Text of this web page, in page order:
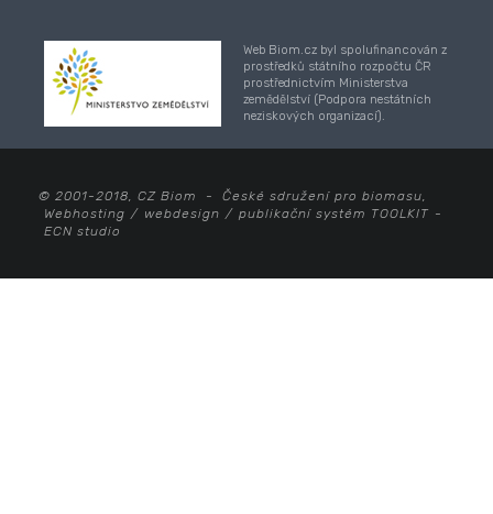
Web Biom.cz byl spolufinancován z
prostředků státního rozpočtu ČR
prostřednictvím Ministerstva
zemědělství (Podpora nestátních
neziskových organizací).
© 2001-2018, CZ Biom - České sdružení pro biomasu,
Webhosting / webdesign / publikační systém TOOLKIT -
ECN studio